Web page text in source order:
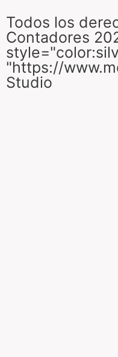
Todos los
Contadores
"https://
Studio